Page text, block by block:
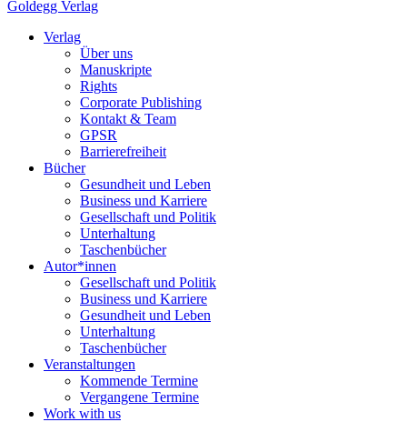
Goldegg Verlag
Verlag
Über uns
Manuskripte
Rights
Corporate Publishing
Kontakt & Team
GPSR
Barrierefreiheit
Bücher
Gesundheit und Leben
Business und Karriere
Gesellschaft und Politik
Unterhaltung
Taschenbücher
Autor*innen
Gesellschaft und Politik
Business und Karriere
Gesundheit und Leben
Unterhaltung
Taschenbücher
Veranstaltungen
Kommende Termine
Vergangene Termine
Work with us